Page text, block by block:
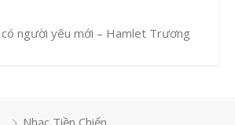
người yêu mới – Hamlet Trương